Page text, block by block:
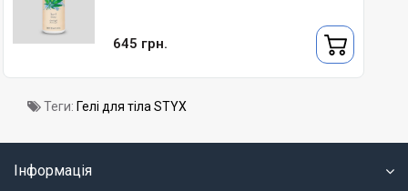
645 грн.
Теги: Гелі для тіла STYX
Інформація